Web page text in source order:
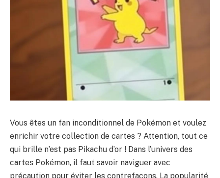
Vous êtes un fan inconditionnel de Pokémon et voulez
enrichir votre collection de cartes ? Attention, tout ce
qui brille n’est pas Pikachu d’or ! Dans l’univers des
cartes Pokémon, il faut savoir naviguer avec
précaution pour éviter les contrefaçons. La popularité